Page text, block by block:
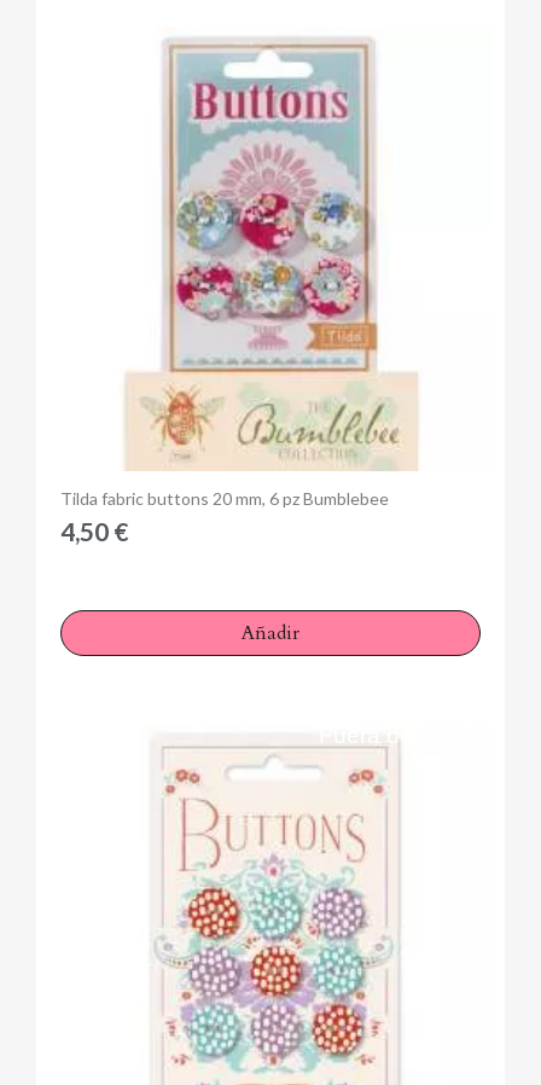
Anteprima
Tilda fabric buttons 20 mm, 6 pz Bumblebee
4,50 €
Añadir
Fuera de stock